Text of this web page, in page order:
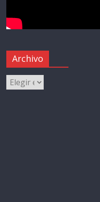
Archivo